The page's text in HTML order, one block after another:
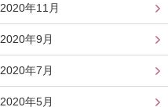
2020年11月
2020年9月
2020年7月
2020年5月